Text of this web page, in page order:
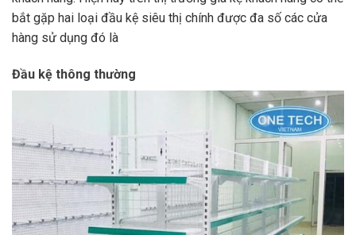
bắt gặp hai loại đầu kệ siêu thị chính được đa số các cửa
hàng sử dụng đó là
Đầu kệ thông thường